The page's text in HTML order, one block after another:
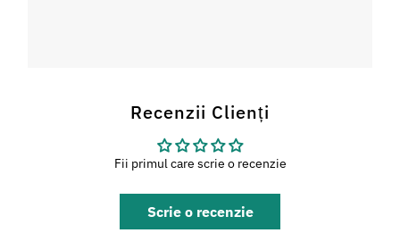
Recenzii Clienți
Fii primul care scrie o recenzie
Scrie o recenzie